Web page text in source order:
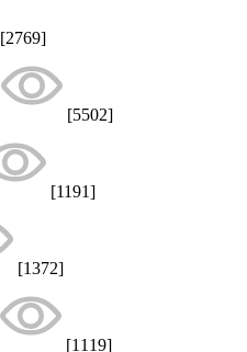
[2769]
[5502]
[1191]
[1372]
[1119]